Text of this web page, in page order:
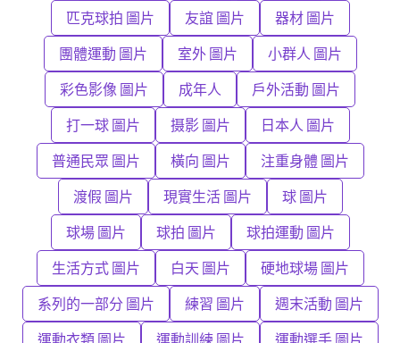
匹克球拍 圖片 友誼 圖片 器材 圖片
團體運動 圖片 室外 圖片 小群人 圖片
彩色影像 圖片 成年人 戶外活動 圖片
打一球 圖片 摄影 圖片 日本人 圖片
普通民眾 圖片 橫向 圖片 注重身體 圖片
渡假 圖片 現實生活 圖片 球 圖片
球場 圖片 球拍 圖片 球拍運動 圖片
生活方式 圖片 白天 圖片 硬地球場 圖片
系列的一部分 圖片 練習 圖片 週末活動 圖片
運動衣類 圖片 運動訓練 圖片 運動選手 圖片